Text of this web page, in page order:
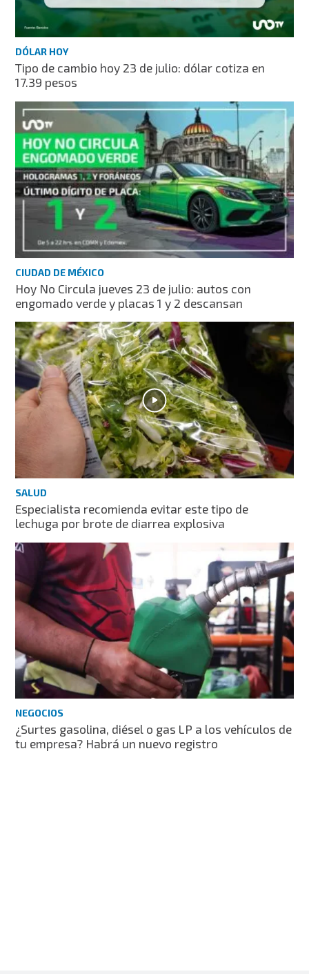
DÓLAR HOY
Tipo de cambio hoy 23 de julio: dólar cotiza en
17.39 pesos
CIUDAD DE MÉXICO
Hoy No Circula jueves 23 de julio: autos con
engomado verde y placas 1 y 2 descansan
SALUD
Especialista recomienda evitar este tipo de
lechuga por brote de diarrea explosiva
NEGOCIOS
¿Surtes gasolina, diésel o gas LP a los vehículos de
tu empresa? Habrá un nuevo registro